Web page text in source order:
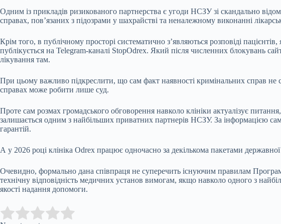
Одним із прикладів ризикованого партнерства є угоди НСЗУ зі скандально
справах, пов’язаних з підозрами у шахрайстві та неналежному виконанні
Крім того, в публічному просторі систематично з’являються розповіді
публікується на Telegram-каналі StopOdrex. Який після численних блокувань
лікування там.
При цьому важливо підкреслити, що сам факт наявності кримінальних справ не
справах може робити лише суд.
Проте сам розмах громадського обговорення навколо клініки актуалізує
залишається одним з найбільших приватних партнерів НСЗУ. За інформацією
гарантій.
А у 2026 році клініка Odrex працює одночасно за декількома пакетами
Очевидно, формально дана співпраця не суперечить існуючим правилам
технічну відповідність медичних установ вимогам, якщо навколо одного з
якості надання допомоги.
Rate this item: